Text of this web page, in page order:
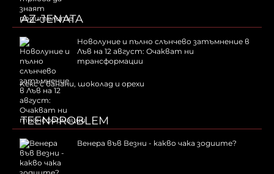
AZ-JENATA
Новолуние и пълно слънчево затъмнение в
Лъв на 12 август: Очакват ни
трансформации
Kекс с банани, шоколад и орехи
TEENPROBLEM
Венера във Везни - какво чака зодиите?